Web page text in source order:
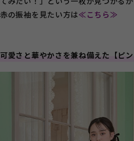
赤の振袖を見たい方は≪こちら≫
可愛さと華やかさを兼ね備えた【ピン